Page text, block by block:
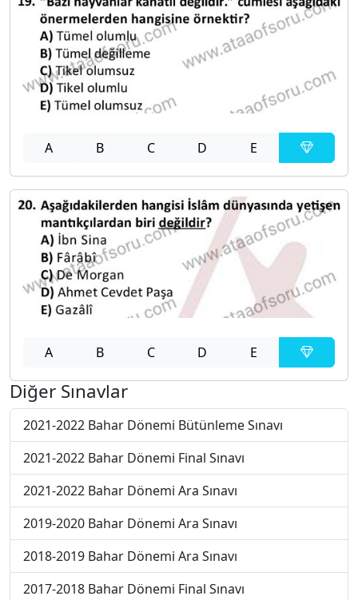
A B C D E
A B C D E
Diğer Sınavlar
2021-2022 Bahar Dönemi Bütünleme Sınavı
2021-2022 Bahar Dönemi Final Sınavı
2021-2022 Bahar Dönemi Ara Sınavı
2019-2020 Bahar Dönemi Ara Sınavı
2018-2019 Bahar Dönemi Ara Sınavı
2017-2018 Bahar Dönemi Final Sınavı